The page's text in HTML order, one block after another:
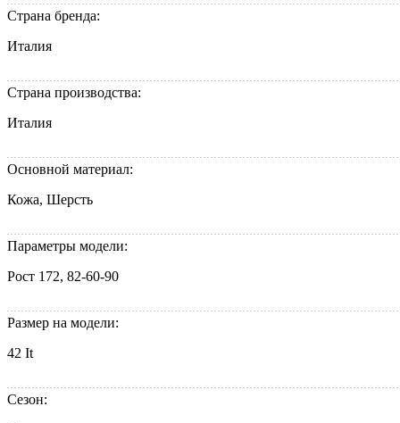
Страна бренда:
Италия
Страна производства:
Италия
Основной материал:
Кожа, Шерсть
Параметры модели:
Рост 172, 82-60-90
Размер на модели:
42 It
Сезон: